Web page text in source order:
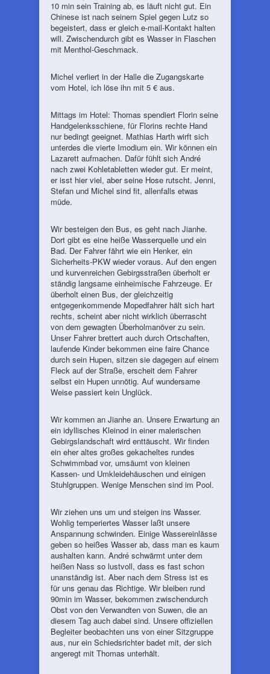
10 min sein Training ab, es läuft nicht gut. Ein
Chinese ist nach seinem Spiel gegen Lutz so
begeistert, dass er gleich e-mail-Kontakt halten
will. Zwischendurch gibt es Wasser in Flaschen
mit Menthol-Geschmack.
Michel verliert in der Halle die Zugangskarte
vom Hotel, ich löse ihn mit 5 € aus.
Mittags im Hotel: Thomas spendiert Florin seine
Handgelenksschiene, für Florins rechte Hand
nur bedingt geeignet. Mathias Harth wirft sich
unterdes die vierte Imodium ein. Wir können ein
Lazarett aufmachen. Dafür fühlt sich André
nach zwei Kohletabletten wieder gut. Er meint,
er isst hier viel, aber seine Hose rutscht. Jenni,
Stefan und Michel sind fit, allenfalls etwas
müde.
Wir besteigen den Bus, es geht nach Jianhe.
Dort gibt es eine heiße Wasserquelle und ein
Bad. Der Fahrer fährt wie ein Henker, ein
Sicherheits-PKW wieder voraus. Auf den engen
und kurvenreichen Gebirgsstraßen überholt er
ständig langsame einheimische Fahrzeuge. Er
überholt einen Bus, der gleichzeitig
entgegenkommende Mopedfahrer hält sich hart
rechts, scheint aber nicht wirklich überrascht
von dem gewagten Überholmanöver zu sein.
Unser Fahrer brettert auch durch Ortschaften,
laufende Kinder bekommen eine faire Chance
durch sein Hupen, sitzen sie dagegen auf einem
Fleck auf der Straße, erscheit dem Fahrer
selbst ein Hupen unnötig. Auf wundersame
Weise passiert kein Unglück.
Wir kommen an Jianhe an. Unsere Erwartung an
ein idyllisches Kleinod in einer malerischen
Gebirgslandschaft wird enttäuscht. Wir finden
ein eher altes großes gekacheltes rundes
Schwimmbad vor, umsäumt von kleinen
Kassen- und Umkleidehäuschen und einigen
Stuhlgruppen. Wenige Menschen sind im Pool.
Wir ziehen uns um und steigen ins Wasser.
Wohlig temperiertes Wasser laßt unsere
Anspannung schwinden. Einige Wassereinlässe
geben so heißes Wasser ab, dass man es kaum
aushalten kann. André schwärmt unter dem
heißen Nass so lustvoll, dass es fast schon
unanständig ist. Aber nach dem Stress ist es
für uns genau das Richtige. Wir bleiben rund
90min im Wasser, bekommen zwischendurch
Obst von den Verwandten von Suwen, die an
diesem Tag auch dabei sind. Unsere offiziellen
Begleiter beobachten uns von einer Sitzgruppe
aus, nur ein Schiedsrichter badet mit, der sich
angeregt mit Thomas unterhält.